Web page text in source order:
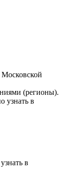
(регионы).
узнать в
в